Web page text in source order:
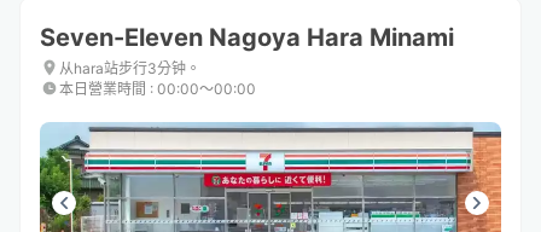
Seven-Eleven Nagoya Hara Minami
从hara站步行3分钟。
本日營業時間 : 00:00〜00:00